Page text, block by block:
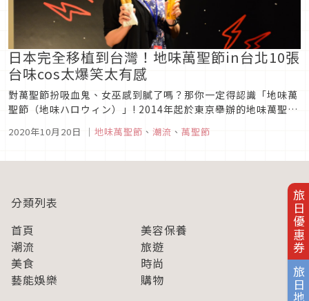
旅日優惠券
日本完全移植到台灣！地味萬聖節in台北10張
台味cos太爆笑太有感
對萬聖節扮吸血鬼、女巫感到膩了嗎？那你一定得認識「地味萬
聖節（地味ハロウィン）」! 2014年起於東京舉辦的地味萬聖
通人」，幽默感十足的裝扮年年受到廣大迴響。去年活動首度移
2020年10月20日 ｜ 地味萬聖節 、 潮流 、 萬聖節
分類列表
首頁
美容保養
潮流
旅遊
美食
時尚
藝能娛樂
購物